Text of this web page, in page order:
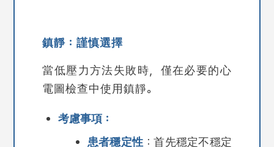
鎮靜：謹慎選擇
當低壓力方法失敗時，僅在必要的心
電圖檢查中使用鎮靜。
考慮事項：
患者穩定性 ：首先穩定不穩定